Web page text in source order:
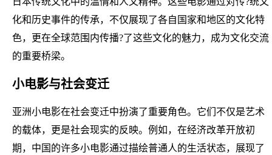
化和历史事件的传承，不仅展现了各自国家和地区的文化特
色，更在全球范围内传播?了这些文化的魅力，成为文化交流
的重要桥梁。
小电影与社会变迁
亚洲小电影在社会变迁中扮演了重要角色。它们不仅是艺术
的载体，更是社会现实的反映。例如，在经济改革开放初
期，中国的许多小电影通过描绘普通人的生活状态，展现了